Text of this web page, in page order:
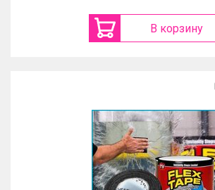
В корзину